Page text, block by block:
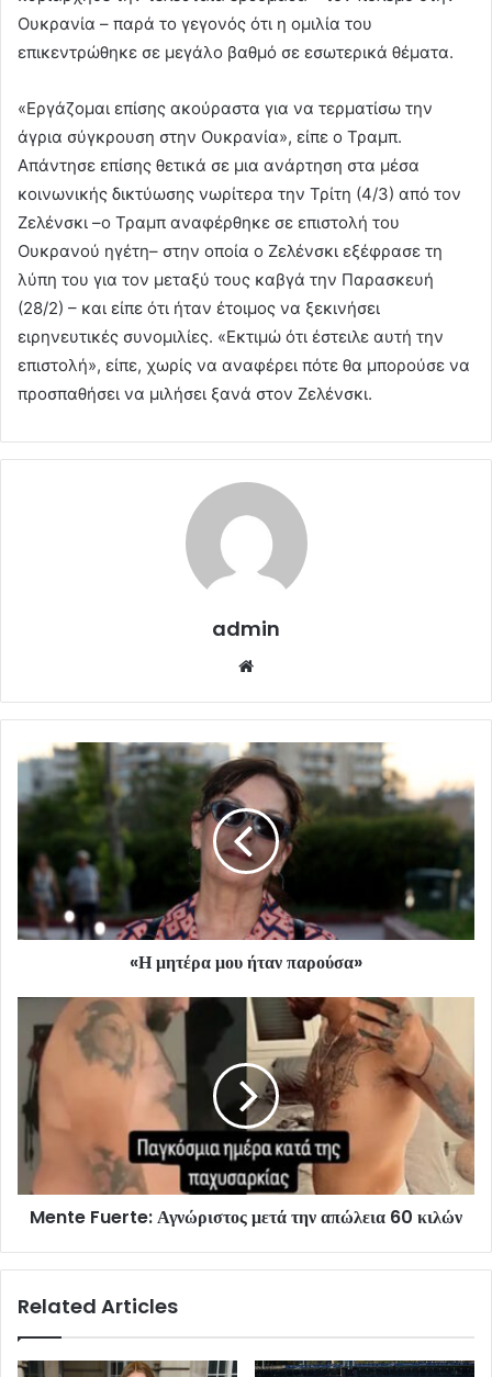
Ουκρανία – παρά το γεγονός ότι η ομιλία του
επικεντρώθηκε σε μεγάλο βαθμό σε εσωτερικά θέματα.
«Εργάζομαι επίσης ακούραστα για να τερματίσω την
άγρια ​​σύγκρουση στην Ουκρανία», είπε ο Τραμπ.
Απάντησε επίσης θετικά σε μια ανάρτηση στα μέσα
κοινωνικής δικτύωσης νωρίτερα την Τρίτη (4/3) από τον
Ζελένσκι –ο Τραμπ αναφέρθηκε σε επιστολή του
Ουκρανού ηγέτη– στην οποία ο Ζελένσκι εξέφρασε τη
λύπη του για τον μεταξύ τους καβγά την Παρασκευή
(28/2) – και είπε ότι ήταν έτοιμος να ξεκινήσει
ειρηνευτικές συνομιλίες. «Εκτιμώ ότι έστειλε αυτή την
επιστολή», είπε, χωρίς να αναφέρει πότε θα μπορούσε να
προσπαθήσει να μιλήσει ξανά στον Ζελένσκι.
admin
«Η μητέρα μου ήταν παρούσα»
Mente Fuerte: Αγνώριστος μετά την απώλεια 60 κιλών
Related Articles